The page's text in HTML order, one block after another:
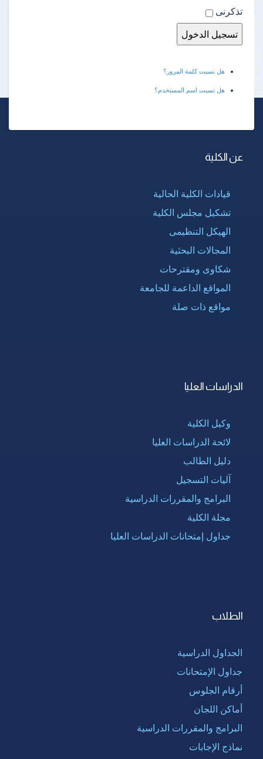
تذكرنى
هل نسيت كلمة المرور؟
هل نسيت اسم المستخدم؟
عن الكلية
قيادات الكلية الحالية
تشكيل مجلس الكلية
الهيكل التنظيمى
المجالات البحثية
شكاوى ومقترحات
المواقع الداعمة للجامعة
مواقع ذات صلة
الدراسات العليا
وكيل الكلية
لائحة الدراسات العليا
دليل الطالب
آليات التسجيل
البرامج والمقررات الدراسية
مجلة الكلية
جداول إمتحانات الدراسات العليا
الطلاب
الجداول الدراسية
جداول الإمتحانات
أرقام الجلوس
أماكن اللجان
البرامج والمقررات الدراسية
نماذج الإجابات